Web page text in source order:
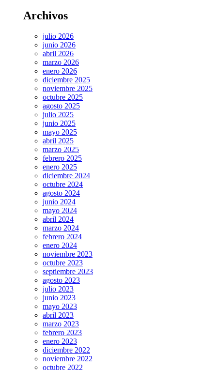
Archivos
julio 2026
junio 2026
abril 2026
marzo 2026
enero 2026
diciembre 2025
noviembre 2025
octubre 2025
agosto 2025
julio 2025
junio 2025
mayo 2025
abril 2025
marzo 2025
febrero 2025
enero 2025
diciembre 2024
octubre 2024
agosto 2024
junio 2024
mayo 2024
abril 2024
marzo 2024
febrero 2024
enero 2024
noviembre 2023
octubre 2023
septiembre 2023
agosto 2023
julio 2023
junio 2023
mayo 2023
abril 2023
marzo 2023
febrero 2023
enero 2023
diciembre 2022
noviembre 2022
octubre 2022